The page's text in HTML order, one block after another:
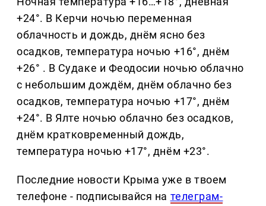
+24°. В Керчи ночью переменная
облачность и дождь, днём ясно без
осадков, температура ночью +16°, днём
+26° . В Судаке и Феодосии ночью облачно
с небольшим дождём, днём облачно без
осадков, температура ночью +17°, днём
+24°. В Ялте ночью облачно без осадков,
днём кратковременный дождь,
температура ночью +17°, днём +23°.
Последние новости Крыма уже в твоем
телефоне - подписывайся на телеграм-